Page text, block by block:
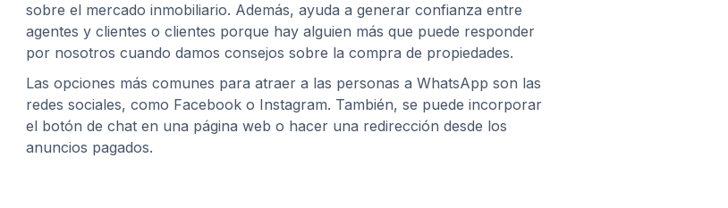
sobre el mercado inmobiliario. Además, ayuda a generar confianza entre
agentes y clientes o clientes porque hay alguien más que puede responder
por nosotros cuando damos consejos sobre la compra de propiedades.
Las opciones más comunes para atraer a las personas a WhatsApp son las
redes sociales, como Facebook o Instagram. También, se puede incorporar
el botón de chat en una página web o hacer una redirección desde los
anuncios pagados.